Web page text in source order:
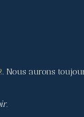
. Nous aurons